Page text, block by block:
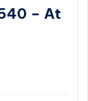
– At